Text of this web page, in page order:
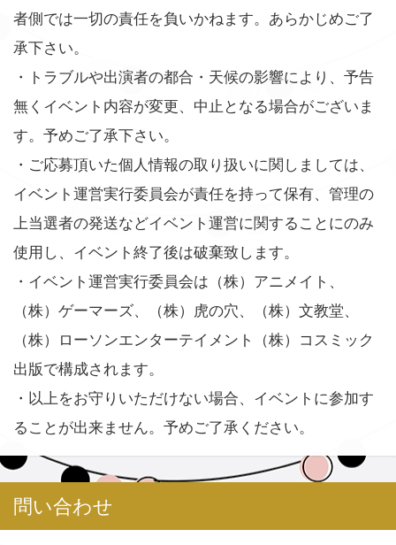
者側では一切の責任を負いかねます。あらかじめご了
承下さい。
・トラブルや出演者の都合・天候の影響により、予告
無くイベント内容が変更、中止となる場合がございま
す。予めご了承下さい。
・ご応募頂いた個人情報の取り扱いに関しましては、
イベント運営実行委員会が責任を持って保有、管理の
上当選者の発送などイベント運営に関することにのみ
使用し、イベント終了後は破棄致します。
・イベント運営実行委員会は（株）アニメイト、
（株）ゲーマーズ、（株）虎の穴、（株）文教堂、
（株）ローソンエンターテイメント（株）コスミック
出版で構成されます。
・以上をお守りいただけない場合、イベントに参加す
ることが出来ません。予めご了承ください。
問い合わせ